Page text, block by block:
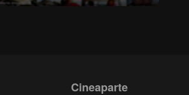
Cineaparte